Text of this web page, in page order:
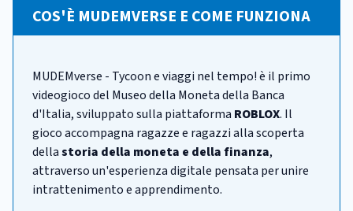
COS'È MUDEMVERSE E COME FUNZIONA
MUDEMverse - Tycoon e viaggi nel tempo! è il primo
videogioco del Museo della Moneta della Banca
d'Italia, sviluppato sulla piattaforma ROBLOX. Il
gioco accompagna ragazze e ragazzi alla scoperta
dellastoria della moneta e della finanza,
attraverso un'esperienza digitale pensata per unire
intrattenimento e apprendimento.